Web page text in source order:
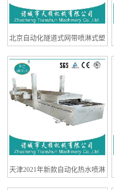
北京自动化隧道式网带喷淋式塑
天津2021年新款自动化热水喷淋